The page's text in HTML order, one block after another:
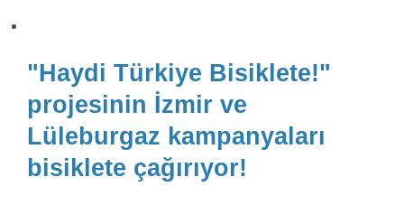
"Haydi Türkiye Bisiklete!"
projesinin İzmir ve
Lüleburgaz kampanyaları
bisiklete çağırıyor!